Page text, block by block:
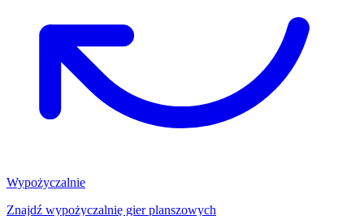
Wypożyczalnie
Znajdź wypożyczalnię gier planszowych